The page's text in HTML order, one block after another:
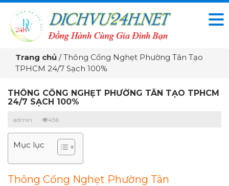
Trang chủ /Thông Cống Nghẹt Phường Tân Tạo
TPHCM 24/7 Sạch 100%
THÔNG CỐNG NGHẸT PHƯỜNG TÂN TẠO TPHCM
24/7 SẠCH 100%
admin 456
Mục lục
Thông Cống Nghẹt Phường Tân